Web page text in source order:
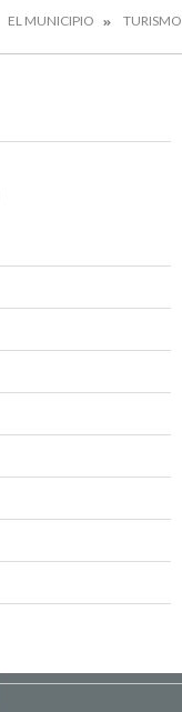
EL MUNICIPIO TURISMO